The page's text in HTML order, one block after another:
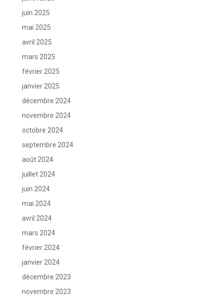
juin 2025
mai 2025
avril 2025
mars 2025
février 2025
janvier 2025
décembre 2024
novembre 2024
octobre 2024
septembre 2024
août 2024
juillet 2024
juin 2024
mai 2024
avril 2024
mars 2024
février 2024
janvier 2024
décembre 2023
novembre 2023